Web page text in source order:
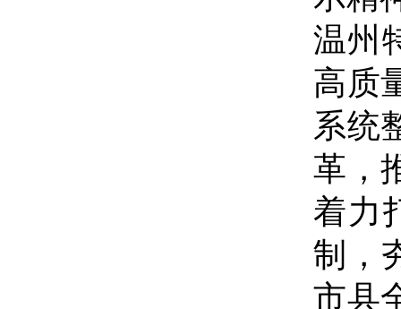
温州
高质
系统
革，
着力
制，
市县